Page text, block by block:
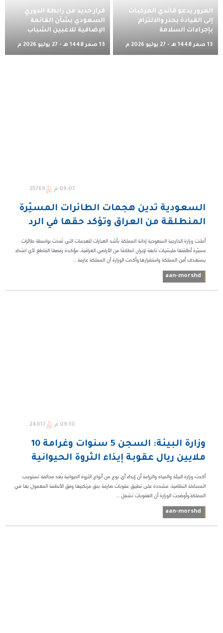
المرور يدعو قائدي المركبات
إلى القيادة بحذر والالتزام
بإجراءات السلامة
13 صفر 1448 هـ - 27 يوليو 2026 م
قرار جديد من رابطة الدوري
السعودي بشأن القائمة
الإضافية للاعبين الشباب
13 صفر 1448 هـ - 27 يوليو 2026 م
09:07 م 25769
السعودية تدين هجمات الطائرات المسيّرة
المنطلقة من العراق وتؤكد حقها في الرد
أعلنت وزارة الخارجية السعودية إدانة المملكة بأشد العبارات للهجمات التي نُفذت بواسطة طائرات
مسيّرة أطلقتها مليشيات تابعة لإيران انطلاقًا من الأراضي العراقية، مؤكدة رفضها القاطع لأي اعتداء
يستهدف أمن المملكة واستقرارها.وأكدت الوزارة أن المملكة عازمة ...
aan-morshd
09:10 م 24017
وزارة البيئة: السجن 5 سنوات وغرامة 10
ملايين ريال عقوبة إيذاء الثروة الحيوانية
أكدت وزارة البيئة والمياه والزراعة أن إيذاء أي نوع من أنواع الثروة الحيوانية يُعد مخالفة تستوجب
المساءلة النظامية، مشددة على تطبيق عقوبات صارمة بحق مرتكبيها وفق الأنظمة المعمول بها في
المملكة.وأوضحت الوزارة أن العقوبات تشمل ...
aan-morshd